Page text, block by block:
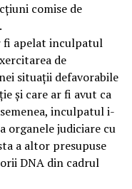
comise de
fi apelat inculpatul
de
situații defavorabile
și care ar fi avut ca
inculpatul i-
organele judiciare cu
a altor presupuse
DNA din cadrul